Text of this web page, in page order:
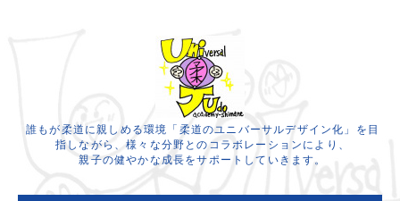
誰もが柔道に親しめる環境「柔道のユニバーサルデザイン化」を目
指しながら、様々な分野とのコラボレーションにより、
親子の健やかな成長をサポートしていきます。